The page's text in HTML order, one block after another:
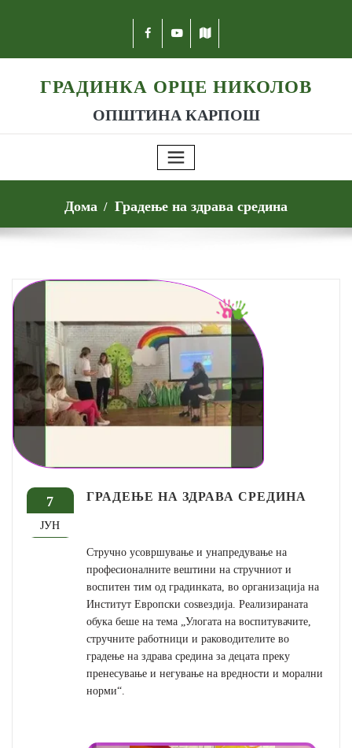
ГРАДИНКА ОРЦЕ НИКОЛОВ
ОПШТИНА КАРПОШ
Дома Градење на здрава средина
7
ЈУН
ГРАДЕЊЕ НА ЗДРАВА СРЕДИНА
Стручно усовршување и унапредување на
професионалните вештини на стручниот и
воспитен тим од градинката, во организација на
Институт Европски соѕвездија. Реализираната
обука беше на тема „Улогата на воспитувачите,
стручните работници и раководителите во
градење на здрава средина за децата преку
пренесување и негување на вредности и морални
норми“.